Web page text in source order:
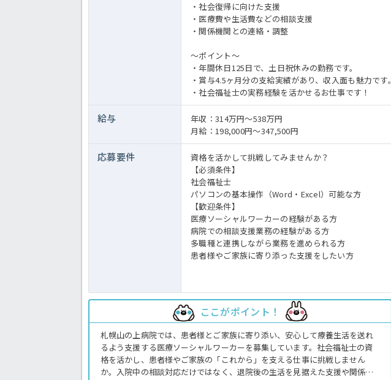
・社会復帰に向けた支援
・医療費や生活費などの相談支援
・関係機関との連絡・調整
～ポイント～
・年間休日125日で、土日祝休みの勤務です。
・賞与4.5ヶ月分の支給実績があり、収入面も魅力です。
・社会福祉士の実務経験を活かせるお仕事です！
給与
年収：314万円～538万円
月給：198,000円～347,500円
応募要件
資格を活かして挑戦してみませんか？
【必須条件】
社会福祉士
パソコンの基本操作（Word・Excel）可能な方
【歓迎条件】
医療ソーシャルワーカーの経験がある方
病院での相談支援業務の経験がある方
多職種と連携しながら業務を進められる方
患者様やご家族に寄り添った支援をしたい方
ここがポイント！
札幌山の上病院では、患者様とご家族に寄り添い、安心して療養生活を送れ
るよう支援する医療ソーシャルワーカーを募集しています。社会福祉士の資
格を活かし、患者様やご家族の「これから」を支える仕事に挑戦しません
か。入院中の相談対応だけではなく、退院後の生活を見据えた支援や関係機